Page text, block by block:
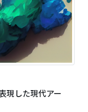
現した現代アー